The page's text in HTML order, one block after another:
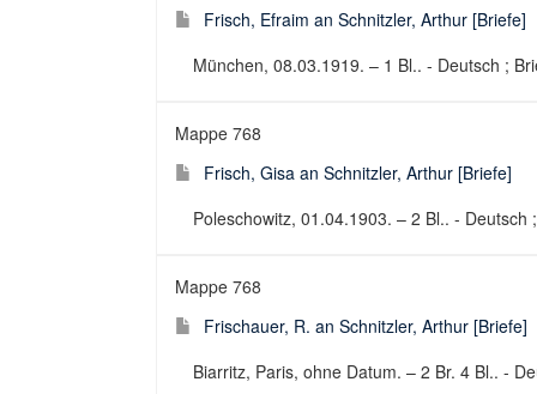
Frisch, Efraim an Schnitzler, Arthur [Briefe]
München, 08.03.1919. – 1 Bl.. - Deutsch ;
Mappe 768
Frisch, Gisa an Schnitzler, Arthur [Briefe]
Poleschowitz, 01.04.1903. – 2 Bl.. - Deutsch
Mappe 768
Frischauer, R. an Schnitzler, Arthur [Briefe]
Biarritz, Paris, ohne Datum. – 2 Br. 4 Bl.. -